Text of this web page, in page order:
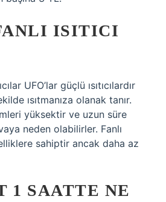
ISITICI
UFO’lar güçlü ısıtıcılardır
ısıtmanıza olanak tanır.
yüksektir ve uzun süre
neden olabilirler. Fanlı
sahiptir ancak daha az
1 SAATTE NE